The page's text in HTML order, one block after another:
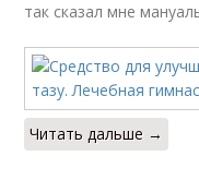
так сказал мне
Читать дальше →